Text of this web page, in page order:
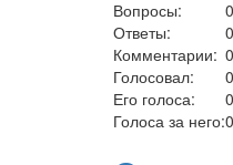
Вопросы:
0
Ответы:
0
Комментарии: 0
Голосовал:
0
Его голоса:
0
Голоса за него:0